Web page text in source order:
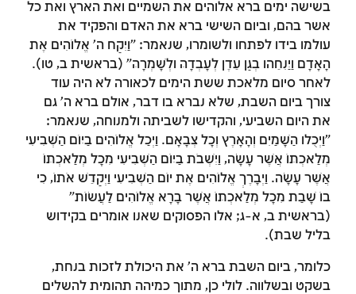
צומות החורבן
חנוכה
פורים
בשישה ימים ברא אלוהים את השמיים ואת הארץ ואת כל
אשר בהם, וביום השישי ברא את האדם והפקיד את
עולמו בידו לפתחו ולשומרו, שנאמר: "וַיִּקַּח ה' אֱלוֹהִים אֶת
הָאָדָם וַיַּנִּחֵהוּ בְגַן עֵדֶן לְעָבְדָהּ וּלְשָׁמְרָהּ" (בראשית ב, טו).
לאחר סיום מלאכת ששת הימים לכאורה לא היה עוד
צורך ביום השבת, שלא נברא בו דבר, אולם ברא ה' גם
את היום השביעי, והקדישו לשביתה ולמנוחה, שנאמר:
"וַיְכֻלּוּ הַשָּׁמַיִם וְהָאָרֶץ וְכָל צְבָאָם. וַיְכַל אֱלוֹהִים בַּיּוֹם הַשְּׁבִיעִי
מְלַאכְתּוֹ אֲשֶׁר עָשָׂה, וַיִּשְׁבֹּת בַּיּוֹם הַשְּׁבִיעִי מִכָּל מְלַאכְתּוֹ
אֲשֶׁר עָשָׂה. וַיְבָרֶךְ אֱלוֹהִים אֶת יוֹם הַשְּׁבִיעִי וַיְקַדֵּשׁ אֹתוֹ, כִּי
בוֹ שָׁבַת מִכָּל מְלַאכְתּוֹ אֲשֶׁר בָּרָא אֱלוֹהִים לַעֲשׂוֹת"
(בראשית ב, א-ג; אלו הפסוקים שאנו אומרים בקידוש
בליל שבת).
כלומר, ביום השבת ברא ה' את היכולת לזכות בנחת,
בשקט ובשלווה. לולי כן, מתוך כמיהה תהומית להשלים